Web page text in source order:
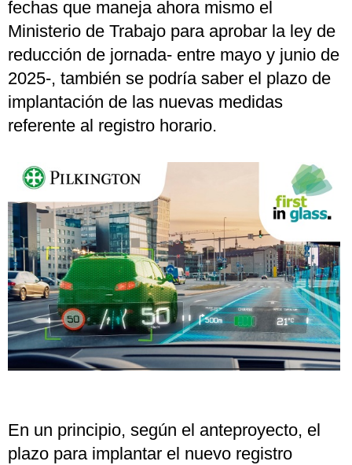
fechas que maneja ahora mismo el
Ministerio de Trabajo para aprobar la ley de
reducción de jornada- entre mayo y junio de
2025-, también se podría saber el plazo de
implantación de las nuevas medidas
referente al registro horario.
En un principio, según el anteproyecto, el
plazo para implantar el nuevo registro